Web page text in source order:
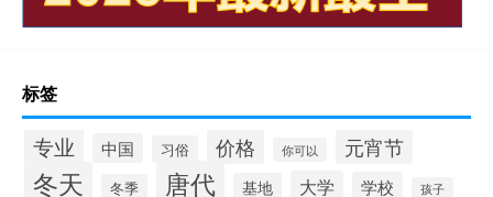
标签
专业 中国 习俗 价格 你可以 元宵节
冬天 冬季 唐代 基地 大学 学校 孩子